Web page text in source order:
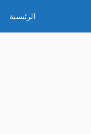
المحتوى
الرئيسية